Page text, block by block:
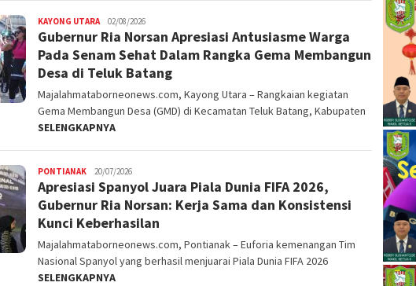
KAYONG UTARAalvinrpk75
rifangga
02/08/2026
Gubernur Ria Norsan Apresiasi Antusiasme Warga
Pada Senam Sehat Dalam Rangka Gema Membangun
Desa di Teluk Batang
Majalahmataborneonews.com, Kayong Utara – Rangkaian kegiatan
Gema Membangun Desa (GMD) di Kecamatan Teluk Batang, Kabupaten
SELENGKAPNYA
PONTIANAK alvinrpk75
rifangga
20/07/2026
Apresiasi Spanyol Juara Piala Dunia FIFA 2026,
Gubernur Ria Norsan: Kerja Sama dan Konsistensi
Kunci Keberhasilan
Majalahmataborneonews.com, Pontianak – Euforia kemenangan Tim
Nasional Spanyol yang berhasil menjuarai Piala Dunia FIFA 2026
SELENGKAPNYA